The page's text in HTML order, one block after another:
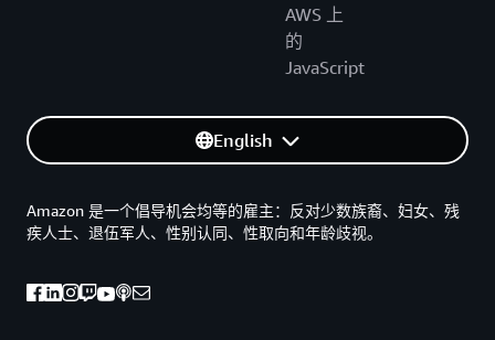
AWS 上
的
JavaScript
English
Amazon 是一个倡导机会均等的雇主：反对少数族裔、妇女、残
疾人士、退伍军人、性别认同、性取向和年龄歧视。